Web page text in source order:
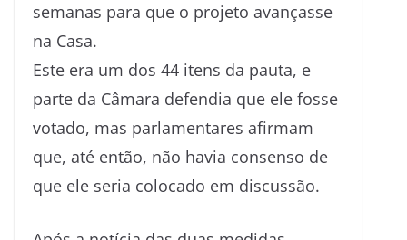
semanas para que o projeto avançasse
na Casa.
Este era um dos 44 itens da pauta, e
parte da Câmara defendia que ele fosse
votado, mas parlamentares afirmam
que, até então, não havia consenso de
que ele seria colocado em discussão.